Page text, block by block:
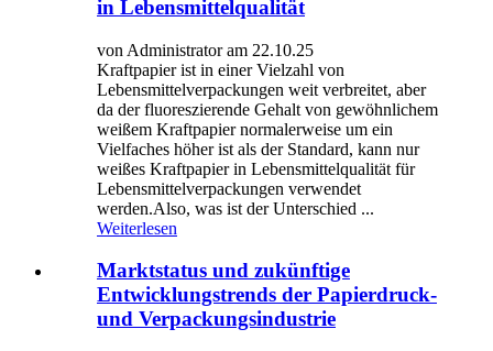
in Lebensmittelqualität
von Administrator am 22.10.25
Kraftpapier ist in einer Vielzahl von
Lebensmittelverpackungen weit verbreitet, aber
da der fluoreszierende Gehalt von gewöhnlichem
weißem Kraftpapier normalerweise um ein
Vielfaches höher ist als der Standard, kann nur
weißes Kraftpapier in Lebensmittelqualität für
Lebensmittelverpackungen verwendet
werden.Also, was ist der Unterschied ...
Weiterlesen
Marktstatus und zukünftige
Entwicklungstrends der Papierdruck-
und Verpackungsindustrie